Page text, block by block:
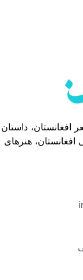
افغانستان، داستان
افغانستان، هنرهای